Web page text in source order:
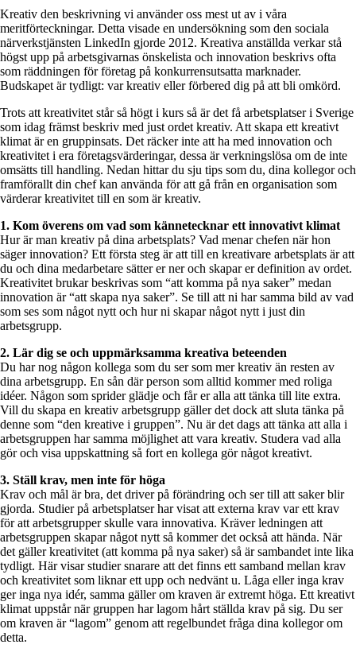
Kreativ den beskrivning vi använder oss mest ut av i våra
meritförteckningar. Detta visade en undersökning som den sociala
närverkstjänsten LinkedIn gjorde 2012. Kreativa anställda verkar stå
högst upp på arbetsgivarnas önskelista och innovation beskrivs ofta
som räddningen för företag på konkurrensutsatta marknader.
Budskapet är tydligt: var kreativ eller förbered dig på att bli omkörd.
Trots att kreativitet står så högt i kurs så är det få arbetsplatser i Sverige
som idag främst beskriv med just ordet kreativ. Att skapa ett kreativt
klimat är en gruppinsats. Det räcker inte att ha med innovation och
kreativitet i era företagsvärderingar, dessa är verkningslösa om de inte
omsätts till handling. Nedan hittar du sju tips som du, dina kollegor och
framförallt din chef kan använda för att gå från en organisation som
värderar kreativitet till en som är kreativ.
1. Kom överens om vad som kännetecknar ett innovativt klimat
Hur är man kreativ på dina arbetsplats? Vad menar chefen när hon
säger innovation? Ett första steg är att till en kreativare arbetsplats är att
du och dina medarbetare sätter er ner och skapar er definition av ordet.
Kreativitet brukar beskrivas som “att komma på nya saker” medan
innovation är “att skapa nya saker”. Se till att ni har samma bild av vad
som ses som något nytt och hur ni skapar något nytt i just din
arbetsgrupp.
2. Lär dig se och uppmärksamma kreativa beteenden
Du har nog någon kollega som du ser som mer kreativ än resten av
dina arbetsgrupp. En sån där person som alltid kommer med roliga
idéer. Någon som sprider glädje och får er alla att tänka till lite extra.
Vill du skapa en kreativ arbetsgrupp gäller det dock att sluta tänka på
denne som “den kreative i gruppen”. Nu är det dags att tänka att alla i
arbetsgruppen har samma möjlighet att vara kreativ. Studera vad alla
gör och visa uppskattning så fort en kollega gör något kreativt.
3. Ställ krav, men inte för höga
Krav och mål är bra, det driver på förändring och ser till att saker blir
gjorda. Studier på arbetsplatser har visat att externa krav var ett krav
för att arbetsgrupper skulle vara innovativa. Kräver ledningen att
arbetsgruppen skapar något nytt så kommer det också att hända. När
det gäller kreativitet (att komma på nya saker) så är sambandet inte lika
tydligt. Här visar studier snarare att det finns ett samband mellan krav
och kreativitet som liknar ett upp och nedvänt u. Låga eller inga krav
ger inga nya idér, samma gäller om kraven är extremt höga. Ett kreativt
klimat uppstår när gruppen har lagom hårt ställda krav på sig. Du ser
om kraven är “lagom” genom att regelbundet fråga dina kollegor om
detta.